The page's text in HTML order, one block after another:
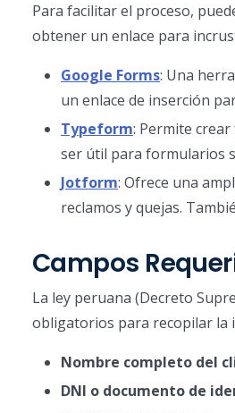
Para facilitar el proceso,
obtener un enlace para
Google Forms: Una
un enlace de inserción
Typeform: Permite
ser útil para formularios
Jotform: Ofrece una
reclamos y quejas.
Campos
La ley peruana (Decreto
obligatorios para recopilar la
Nombre completo del
DNI o documento de